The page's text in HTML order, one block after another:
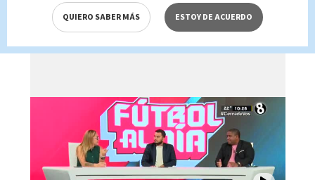
Futbol al Día, 05 de agosto
2026
QUIERO SABER MÁS ESTOY DE ACUERDO